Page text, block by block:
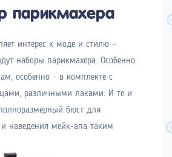
парикмахера
интерес к моде и стилю —
наборы парикмахера. Особенно
особенно - в комплекте с
различными лаками. И те и
бюст для
и наведения мейк-апа таким